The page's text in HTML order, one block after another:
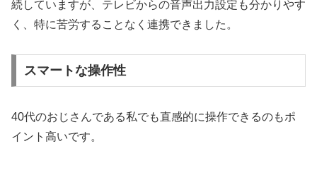
続していますが、テレビからの音声出力設定も分かりやす
く、特に苦労することなく連携できました。
スマートな操作性
40代のおじさんである私でも直感的に操作できるのもポ
イント高いです。